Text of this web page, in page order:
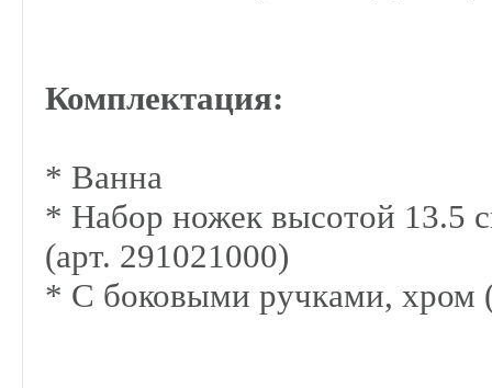
Комплектация:
* Ванна
* Набор ножек высотой 13.5
(арт. 291021000)
* С боковыми ручками, хром